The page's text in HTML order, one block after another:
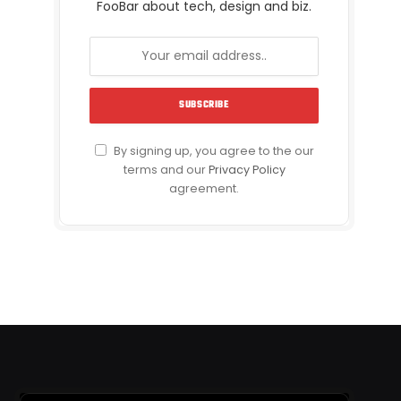
FooBar about tech, design and biz.
By signing up, you agree to the our
terms and ourPrivacy Policy
agreement.